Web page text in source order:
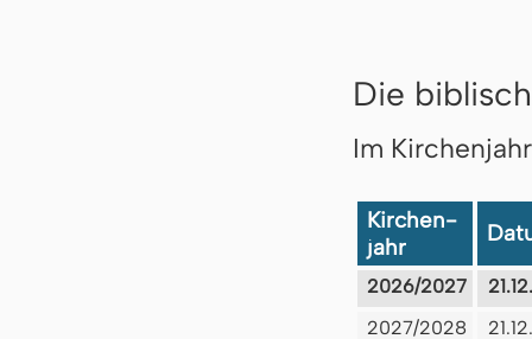
Die
Im
Kirchen-
jahr
2026/2027
2027/2028